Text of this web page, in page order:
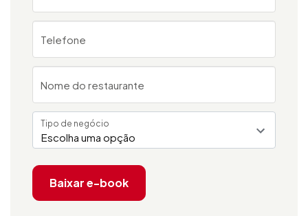
Telefone
Nome do restaurante
Escolha uma opção
Tipo de negócio
Baixar e-book